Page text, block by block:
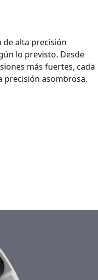
de alta precisión
lo previsto. Desde
más fuertes, cada
precisión asombrosa.